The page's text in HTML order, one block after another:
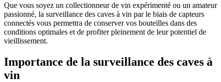
Que vous soyez un collectionneur de vin expérimenté ou un amateur
passionné, la surveillance des caves à vin par le biais de capteurs
connectés vous permettra de conserver vos bouteilles dans des
conditions optimales et de profiter pleinement de leur potentiel de
vieillissement.
Importance de la surveillance des caves à
vin